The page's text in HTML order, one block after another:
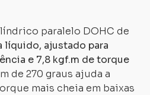
paralelo DOHC de
líquido, ajustado para
e 7,8 kgf.m de torque
de 270 graus ajuda a
mais cheia em baixas